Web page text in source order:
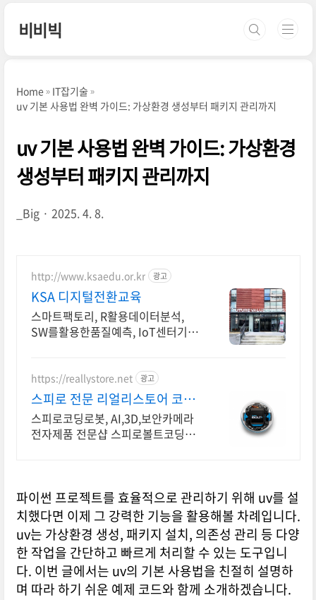
비비빅
Home
IT잡기술
uv 기본 사용법 완벽 가이드: 가상환경 생성부터 패키지 관리까지
uv 기본 사용법 완벽 가이드: 가상환경
생성부터 패키지 관리까지
_Big 2025. 4. 8.
http://www.ksaedu.or.kr 광고
KSA 디지털전환교육
스마트팩토리, R활용데이터분석,
SW를활용한품질예측, IoT센터기술,
https://reallystore.net 광고
스피로 전문 리얼리스토어 코딩
교육을 쉽고 재밌게
스피로코딩로봇, AI,3D,보안카메라
전자제품 전문샵 스피로볼트코딩로
파이썬 프로젝트를 효율적으로 관리하기 위해 uv를 설
치했다면 이제 그 강력한 기능을 활용해볼 차례입니다.
uv는 가상환경 생성, 패키지 설치, 의존성 관리 등 다양
한 작업을 간단하고 빠르게 처리할 수 있는 도구입니
다. 이번 글에서는 uv의 기본 사용법을 친절히 설명하
며 따라 하기 쉬운 예제 코드와 함께 소개하겠습니다.